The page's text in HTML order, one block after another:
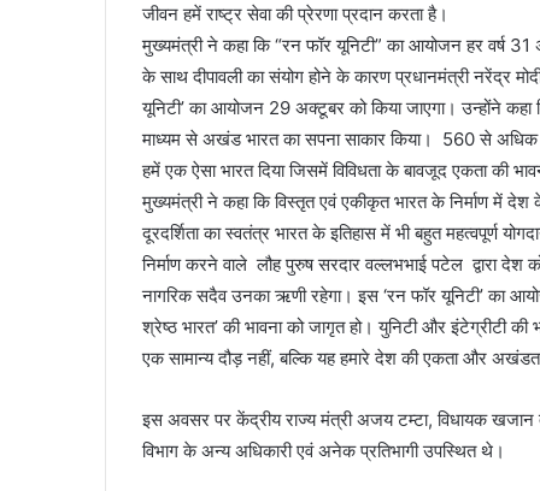
जीवन हमें राष्ट्र सेवा की प्रेरणा प्रदान करता है।
मुख्यमंत्री ने कहा कि “रन फॉर यूनिटी” का आयोजन हर वर्ष
के साथ दीपावली का संयोग होने के कारण प्रधानमंत्री नरेंद्र
यूनिटी’ का आयोजन 29 अक्टूबर को किया जाएगा। उन्होंने
माध्यम से अखंड भारत का सपना साकार किया। 560 से अधिक
हमें एक ऐसा भारत दिया जिसमें विविधता के बावजूद एकता की
मुख्यमंत्री ने कहा कि विस्तृत एवं एकीकृत भारत के निर्माण में
दूरदर्शिता का स्वतंत्र भारत के इतिहास में भी बहुत महत्वपूर्ण
निर्माण करने वाले लौह पुरुष सरदार वल्लभभाई पटेल द्वारा
नागरिक सदैव उनका ऋणी रहेगा। इस ‘रन फॉर यूनिटी’ का
श्रेष्ठ भारत’ की भावना को जागृत हो। युनिटी और इंटेग्रीटी
एक सामान्य दौड़ नहीं, बल्कि यह हमारे देश की एकता और
इस अवसर पर केंद्रीय राज्य मंत्री अजय टम्टा, विधायक
विभाग के अन्य अधिकारी एवं अनेक प्रतिभागी उपस्थित थे।